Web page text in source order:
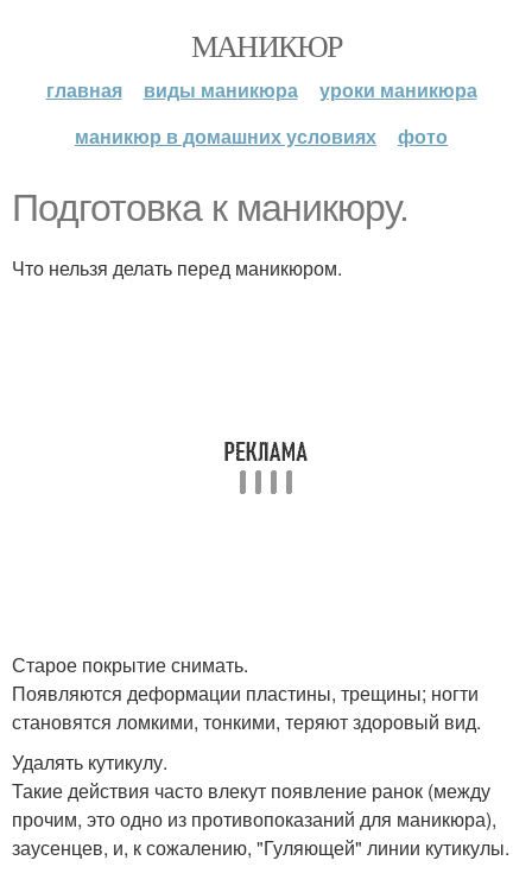
МАНИКЮР
главная виды маникюра
уроки маникюра
маникюр в домашних условиях
фото
Подготовка к маникюру.
Что нельзя делать перед маникюром.
Старое покрытие снимать.
Появляются деформации пластины, трещины; ногти
становятся ломкими, тонкими, теряют здоровый вид.
Удалять кутикулу.
Такие действия часто влекут появление ранок (между
прочим, это одно из противопоказаний для маникюра),
заусенцев, и, к сожалению, "Гуляющей" линии кутикулы.